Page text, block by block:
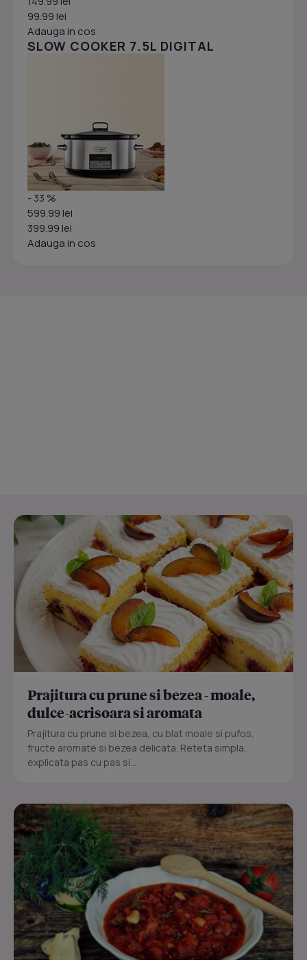
99.99 lei
Adauga in cos
SLOW COOKER 7.5L DIGITAL
- 33 %
599.99 lei
399.99 lei
Adauga in cos
Prajitura cu prune si bezea - moale,
dulce-acrisoara si aromata
Prajitura cu prune si bezea, cu blat moale si pufos,
fructe aromate si bezea delicata. Reteta simpla,
explicata pas cu pas si...